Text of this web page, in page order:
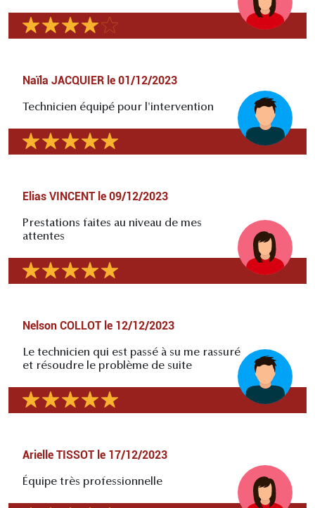
Naïla JACQUIER le 01/12/2023
Technicien équipé pour l'intervention
Elias VINCENT le 09/12/2023
Prestations faites au niveau de mes
attentes
Nelson COLLOT le 12/12/2023
Le technicien qui est passé à su me rassuré
et résoudre le problème de suite
Arielle TISSOT le 17/12/2023
Équipe très professionnelle